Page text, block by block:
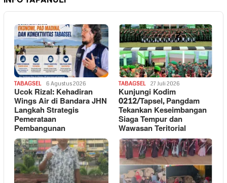
TABAGSEL 6 Agustus 2026
Ucok Rizal: Kehadiran
Wings Air di Bandara JHN
Langkah Strategis
Pemerataan
Pembangunan
TABAGSEL 27 Juli 2026
Kunjungi Kodim
0212/Tapsel, Pangdam
Tekankan Keseimbangan
Siaga Tempur dan
Wawasan Teritorial